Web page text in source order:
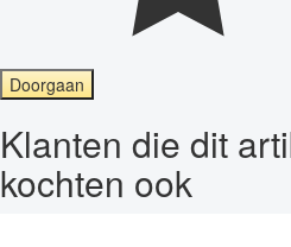
Doorgaan
Klanten die dit
kochten ook